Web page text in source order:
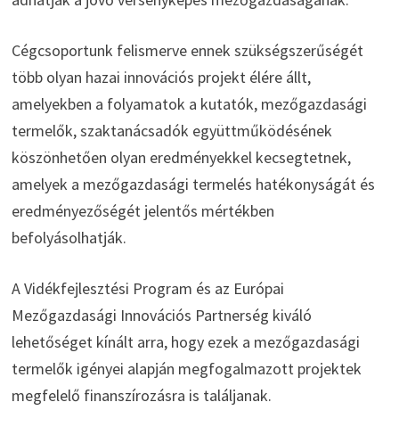
Cégcsoportunk felismerve ennek szükségszerűségét
több olyan hazai innovációs projekt élére állt,
amelyekben a folyamatok a kutatók, mezőgazdasági
termelők, szaktanácsadók együttműködésének
köszönhetően olyan eredményekkel kecsegtetnek,
amelyek a mezőgazdasági termelés hatékonyságát és
eredményezőségét jelentős mértékben
befolyásolhatják.
A Vidékfejlesztési Program és az Európai
Mezőgazdasági Innovációs Partnerség kiváló
lehetőséget kínált arra, hogy ezek a mezőgazdasági
termelők igényei alapján megfogalmazott projektek
megfelelő finanszírozásra is találjanak.